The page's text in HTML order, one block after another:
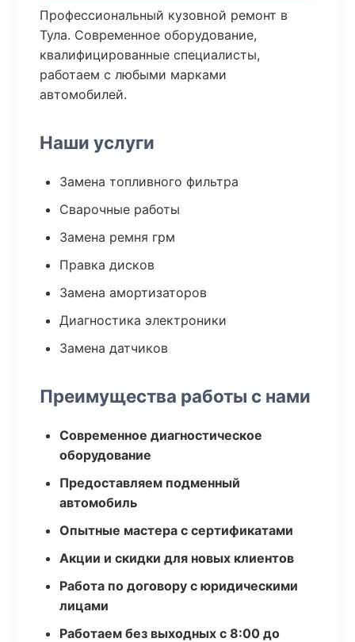
Профессиональный кузовной ремонт в
Тула. Современное оборудование,
квалифицированные специалисты,
работаем с любыми марками
автомобилей.
Наши услуги
Замена топливного фильтра
Сварочные работы
Замена ремня грм
Правка дисков
Замена амортизаторов
Диагностика электроники
Замена датчиков
Преимущества работы с нами
Современное диагностическое
оборудование
Предоставляем подменный
автомобиль
Опытные мастера с сертификатами
Акции и скидки для новых клиентов
Работа по договору с юридическими
лицами
Работаем без выходных с 8:00 до